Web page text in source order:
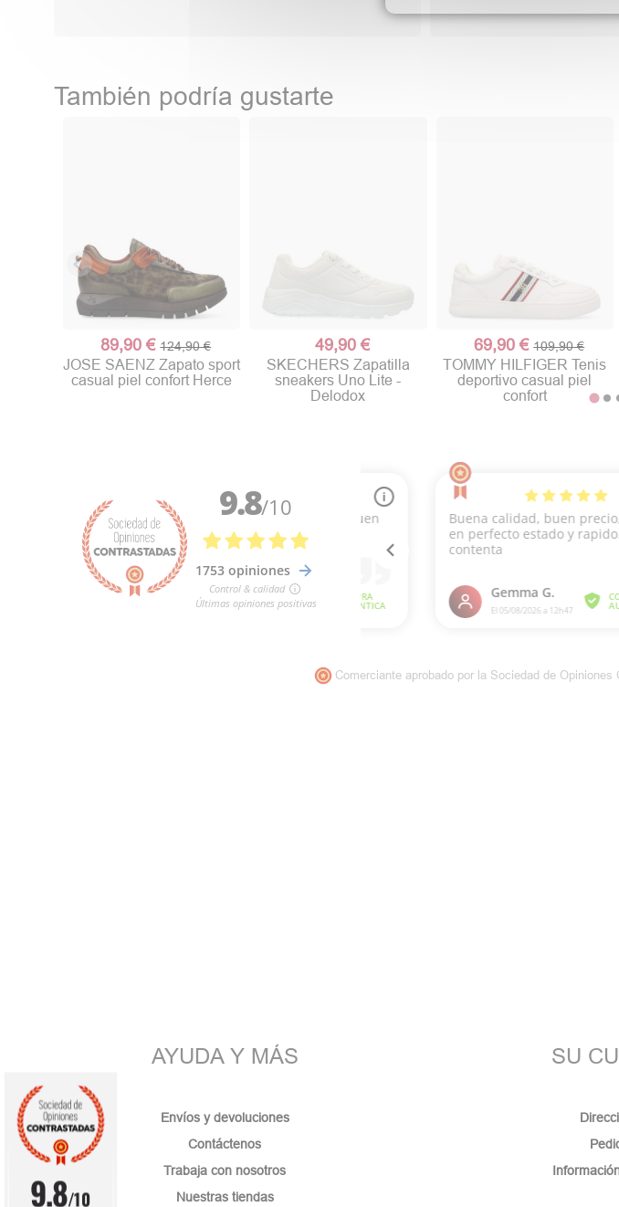
También podría gustarte
89,90 €124,90 €
JOSE SAENZ Zapato sport
casual piel confort Herce
49,90 €
SKECHERS Zapatilla
sneakers Uno Lite -
Delodox
69,90 €109,90 €
TOMMY HILFIGER Tenis
deportivo casual piel
confort
Comerciante aprobado por la Sociedad de Opiniones
AYUDA Y MÁS
Envíos y devoluciones
Contáctenos
Trabaja con nosotros
Nuestras tiendas
SU
9.8/10